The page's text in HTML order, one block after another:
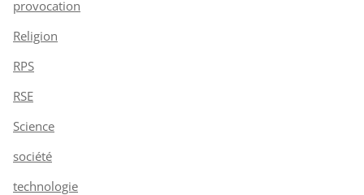
provocation
Religion
RPS
RSE
Science
société
technologie